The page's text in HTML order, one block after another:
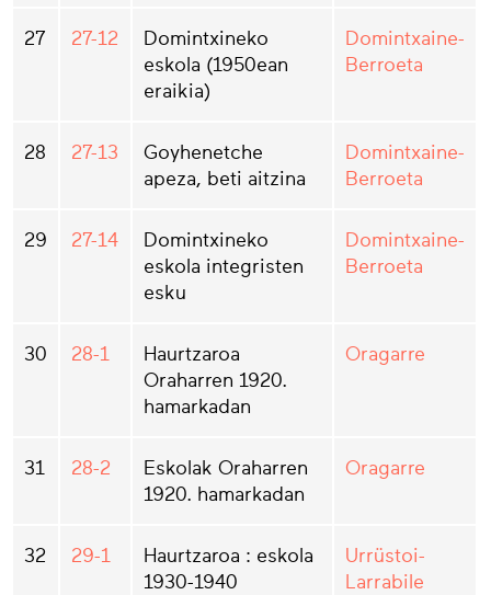
27 27-12
Domintxineko
eskola (1950ean
eraikia)
Domintxaine-
Berroeta
28 27-13
Goyhenetche
apeza, beti aitzina
Domintxaine-
Berroeta
29 27-14
Domintxineko
eskola integristen
esku
Domintxaine-
Berroeta
30 28-1
Haurtzaroa
Oraharren 1920.
hamarkadan
Oragarre
31 28-2
Eskolak Oraharren
1920. hamarkadan
Oragarre
32 29-1
Haurtzaroa : eskola
1930-1940
Urrüstoi-
Larrabile